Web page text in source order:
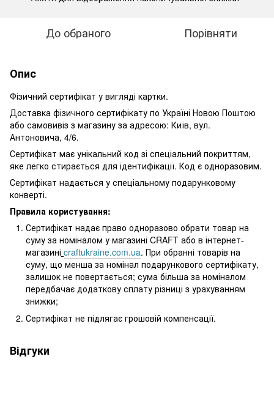
До обраного Порівняти
Опис
Фізичний сертифікат у вигляді картки.
Доставка фізичного сертифікату по Україні Новою Поштою
або самовивіз з магазину за адресою: Київ, вул.
Антоновича, 4/6.
Сертифікат має унікальний код зі спеціальний покриттям,
яке легко стирається для ідентифікації. Код є одноразовим.
Сертифікат надається у спеціальному подарунковому
конверті.
Правила користування:
Сертифікат надає право одноразово обрати товар на
суму за номіналом у магазині CRAFT або в інтернет-
магазині craftukraine.com.ua. При обранні товарів на
суму, що менша за номінал подарункового сертифікату,
залишок не повертається; сума більша за номіналом
передбачає додаткову сплату різниці з урахуванням
знижки;
Сертифікат не підлягає грошовій компенсації.
Відгуки